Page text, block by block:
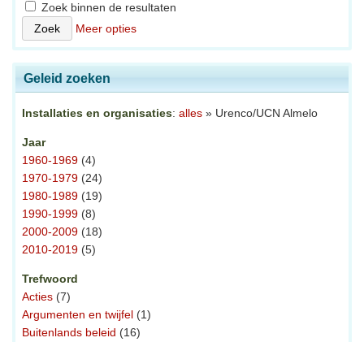
Zoek binnen de resultaten
Meer opties
Geleid zoeken
Installaties en organisaties: alles » Urenco/UCN Almelo
Jaar
1960-1969 (4)
1970-1979 (24)
1980-1989 (19)
1990-1999 (8)
2000-2009 (18)
2010-2019 (5)
Trefwoord
Acties (7)
Argumenten en twijfel (1)
Buitenlands beleid (16)